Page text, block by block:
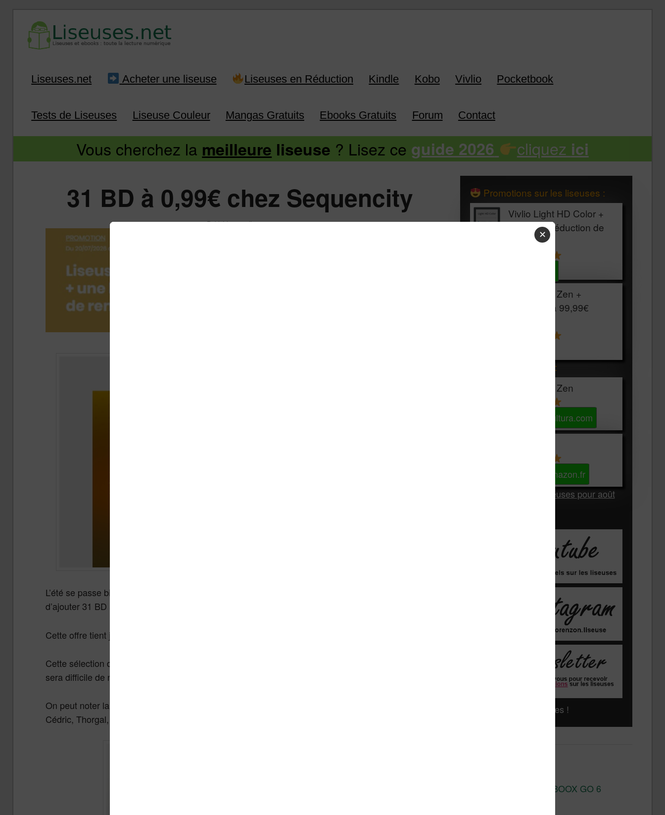
Infos sur les liseuses Kindle, Kobo, Vivlio, Pocketbook
Liseuses.net Acheter une liseuse Liseuses en Réduction Kindle Kobo Vivlio Pocketbook
Tests de Liseuses Liseuse Couleur Mangas Gratuits Ebooks Gratuits Forum Contact
Vous cherchez la meilleure liseuse ? Lisez ce guide 2026 cliquez ici
31 BD à 0,99€ chez Sequencity
Publié le31 juillet 2017
L’été se passe bien et Sequencity a une nouvelle offre promotionnelle qui va vous permettre
d’ajouter 31 BD à votre bibliothèque numérique pour moins d’un euro par album.
Cette offre tient jusqu’au 15 août 2017, il ne faudra donc pas tarder.
Cette sélection de 31 bandes dessinées est assez varié. Vous trouverez donc un peu de tout et il
sera difficile de ne rien trouver d’intéressant.
On peut noter la présence d’un Lucky Luke, un Black Op, Le Cabaret des Ombres, Saga, Spirou,
Cédric, Thorgal, etc.
Promotions sur les liseuses :
Vivlio Light HD Color +
HOUSSE réduction de
Vivlio Light Zen +
HOUSSE à 99,99€
Les accessibles :
Vivlio Light Zen
Voir sur Cultura.com
Voir sur Amazon.fr
Les Meilleures liseuses pour août
Liseuses pas chères !
Test de la BOOX GO 6
✕